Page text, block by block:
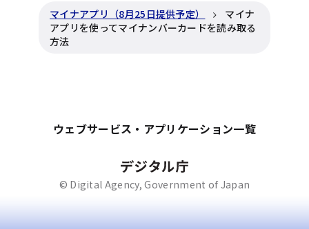
マイナアプリ（8月25日提供予定）
マイナ
アプリを使ってマイナンバーカードを読み取る
方法
ウェブサービス・アプリケーション一覧
© Digital Agency, Government of Japan